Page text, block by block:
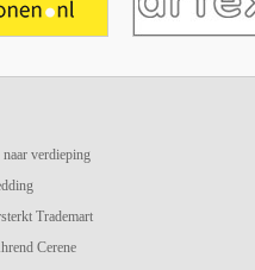
verdieping
Trademart
Cerene